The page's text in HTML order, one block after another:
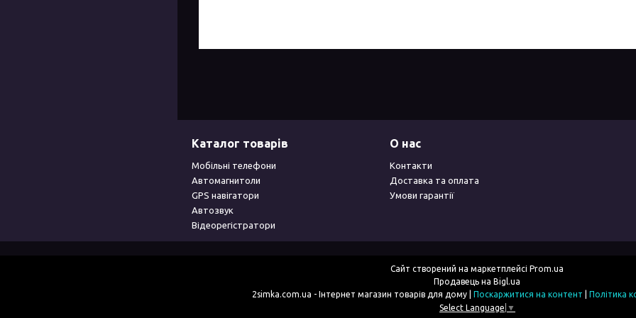
Каталог товарів
Мобільні телефони
Автомагнитоли
GPS навігатори
Автозвук
Відеорегістратори
О нас
Контакти
Доставка та оплата
Умови гарантії
Сайт створений на маркетплейсі Prom.ua
Продавець на Bigl.ua
Поскаржитися на контент
Політика
Select Language ▼